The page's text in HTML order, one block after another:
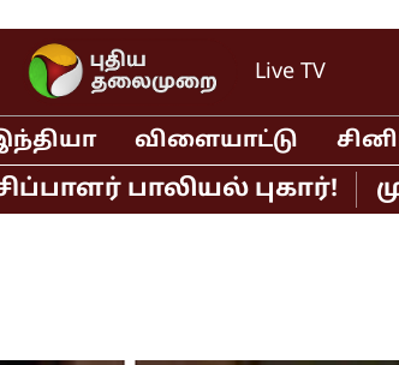
Live TV
விளையாட்டு
புகார்!